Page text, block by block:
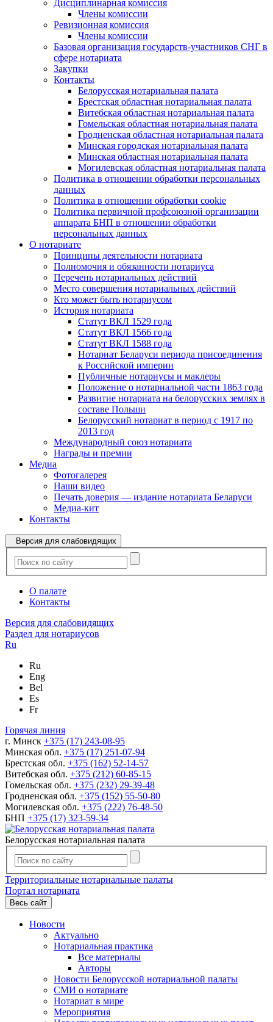
Дисциплинарная комиссия
Члены комиссии
Ревизионная комиссия
Члены комиссии
Базовая организация государств-участников СНГ в
сфере нотариата
Закупки
Контакты
Белорусская нотариальная палата
Брестская областная нотариальная палата
Витебская областная нотариальная палата
Гомельская областная нотариальная палата
Гродненская областная нотариальная палата
Минская городская нотариальная палата
Минская областная нотариальная палата
Могилевская областная нотариальная палата
Политика в отношении обработки персональных
данных
Политика в отношении обработки cookie
Политика первичной профсоюзной организации
аппарата БНП в отношении обработки
персональных данных
О нотариате
Принципы деятельности нотариата
Полномочия и обязанности нотариуса
Перечень нотариальных действий
Место совершения нотариальных действий
Кто может быть нотариусом
История нотариата
Статут ВКЛ 1529 года
Статут ВКЛ 1566 года
Статут ВКЛ 1588 года
Нотариат Беларуси периода присоединения
к Российской империи
Публичные нотариусы и маклеры
Положение о нотариальной части 1863 года
Развитие нотариата на белорусских землях в
составе Польши
Белорусский нотариат в период с 1917 по
2013 год
Международный союз нотариата
Награды и премии
Медиа
Фотогалерея
Наши видео
Печать доверия — издание нотариата Беларуси
Медиа-кит
Контакты
Версия для слабовидящих
О палате
Контакты
Версия для слабовидящих
Раздел для нотариусов
Ru
Ru
Eng
Bel
Es
Fr
Горячая линия
г. Минск +375 (17) 243-08-95
Минская обл. +375 (17) 251-07-94
Брестская обл. +375 (162) 52-14-57
Витебская обл. +375 (212) 60-85-15
Гомельская обл. +375 (232) 29-39-48
Гродненская обл. +375 (152) 55-50-80
Могилевская обл. +375 (222) 76-48-50
БНП +375 (17) 323-59-34
Белорусская нотариальная палата
Территориальные нотариальные палаты
Портал нотариата
Весь сайт
Новости
Актуально
Нотариальная практика
Все материалы
Авторы
Новости Белорусской нотариальной палаты
СМИ о нотариате
Нотариат в мире
Мероприятия